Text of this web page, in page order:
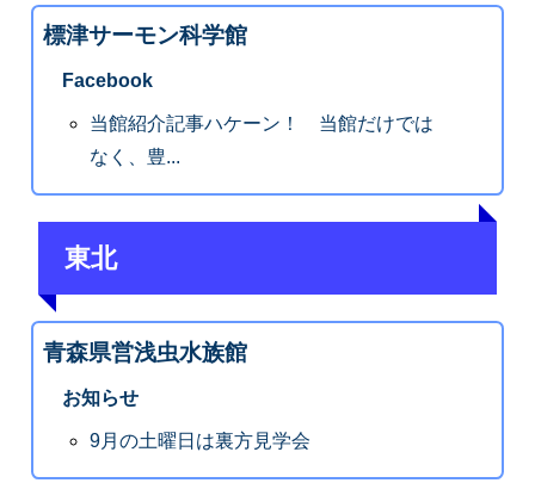
標津サーモン科学館
Facebook
当館紹介記事ハケーン！ 当館だけでは
なく、豊...
東北
青森県営浅虫水族館
お知らせ
9月の土曜日は裏方見学会